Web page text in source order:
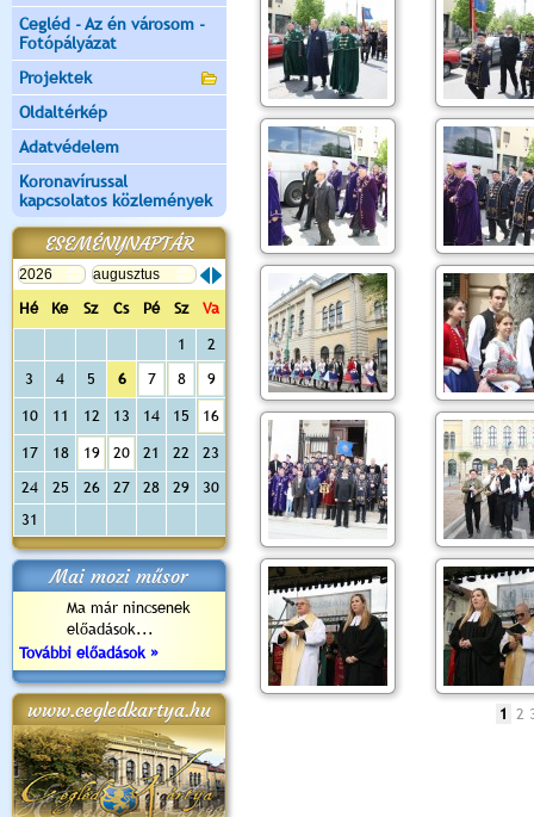
Cegléd - Az én városom -
Fotópályázat
Projektek
Oldaltérkép
Adatvédelem
Koronavírussal
kapcsolatos közlemények
ESEMÉNYNAPTÁR
Hé Ke Sz Cs Pé Sz
Va
1
2
3
4 5 6 7 8 9
10 11 12 13 14 15 16
17 18 19 20 21 22
23
24
25 26 27 28 29
30
31
Mai mozi műsor
Ma már nincsenek
előadások...
További előadások »
www.cegledkartya.hu 1 2